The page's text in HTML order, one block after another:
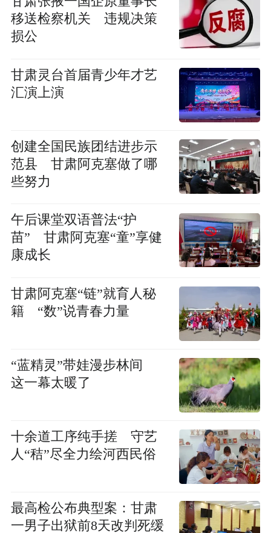
移送检察机关 违规决策
损公
甘肃灵台首届青少年才艺
汇演上演
创建全国民族团结进步示
范县 甘肃阿克塞做了哪
些努力
午后课堂双语普法“护
苗” 甘肃阿克塞“童”享健
康成长
甘肃阿克塞“链”就育人秘
籍 “数”说青春力量
“蓝精灵”带娃漫步林间
这一幕太暖了
十余道工序纯手搓 守艺
人“秸”尽全力绘河西民俗
最高检公布典型案：甘肃
一男子出狱前8天改判死缓